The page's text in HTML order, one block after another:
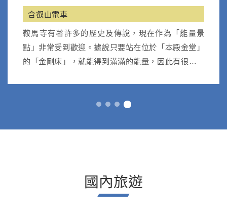
含叡山電車
鞍馬寺有著許多的歷史及傳說，現在作為「能量景
點」非常受到歡迎。據說只要站在位於「本殿金堂」
的「金剛床」，就能得到滿滿的能量，因此有很多人
國內旅遊